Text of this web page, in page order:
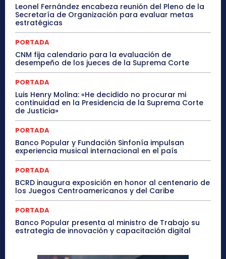
Leonel Fernández encabeza reunión del Pleno de la
Secretaría de Organización para evaluar metas
estratégicas
PORTADA
CNM fija calendario para la evaluación de
desempeño de los jueces de la Suprema Corte
PORTADA
Luis Henry Molina: «He decidido no procurar mi
continuidad en la Presidencia de la Suprema Corte
de Justicia»
PORTADA
Banco Popular y Fundación Sinfonía impulsan
experiencia musical internacional en el país
PORTADA
BCRD inaugura exposición en honor al centenario de
los Juegos Centroamericanos y del Caribe
PORTADA
Banco Popular presenta al ministro de Trabajo su
estrategia de innovación y capacitación digital